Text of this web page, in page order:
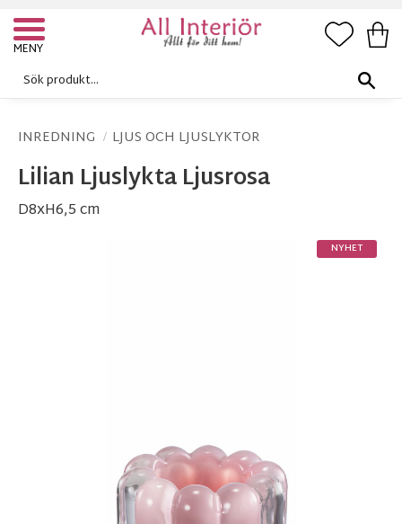
Meny
INREDNING LJUS OCH LJUSLYKTOR
Lilian Ljuslykta Ljusrosa
D8xH6,5 cm
NYHET